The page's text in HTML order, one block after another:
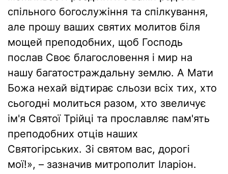
спільного богослужіння та спілкування,
але прошу ваших святих молитов біля
мощей преподобних, щоб Господь
послав Своє благословення і мир на
нашу багатостраждальну землю. А Мати
Божа нехай відтирає сльози всіх тих, хто
сьогодні молиться разом, хто звеличує
ім'я Святої Трійці та прославляє пам'ять
преподобних отців наших
Святогірських. Зі святом вас, дорогі
мої!», – зазначив митрополит Іларіон.